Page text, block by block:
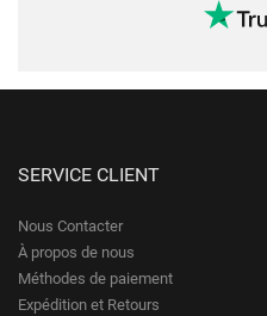
SERVICE CLIENT
Nous Contacter
À propos de nous
Méthodes de paiement
Expédition et Retours